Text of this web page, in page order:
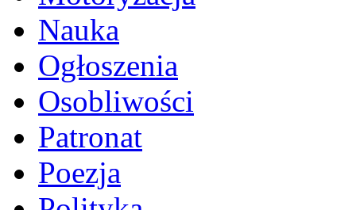
Nauka
Ogłoszenia
Osobliwości
Patronat
Poezja